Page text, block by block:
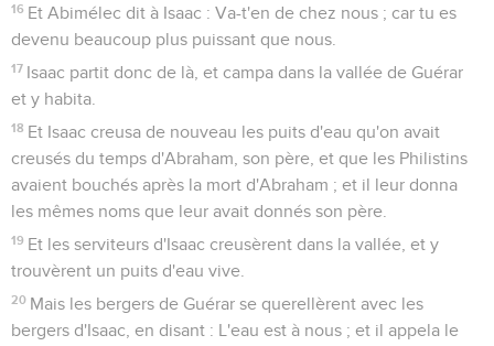
16 Et Abimélec dit à Isaac : Va-t'en de chez nous ; car tu es
devenu beaucoup plus puissant que nous.
17 Isaac partit donc de là, et campa dans la vallée de Guérar
et y habita.
18 Et Isaac creusa de nouveau les puits d'eau qu'on avait
creusés du temps d'Abraham, son père, et que les Philistins
avaient bouchés après la mort d'Abraham ; et il leur donna
les mêmes noms que leur avait donnés son père.
19 Et les serviteurs d'Isaac creusèrent dans la vallée, et y
trouvèrent un puits d'eau vive.
20 Mais les bergers de Guérar se querellèrent avec les
bergers d'Isaac, en disant : L'eau est à nous ; et il appela le